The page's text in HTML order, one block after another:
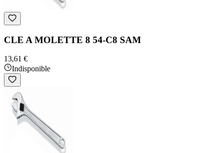
CLE A MOLETTE 8 54-C8 SAM
13,61 €
Indisponible